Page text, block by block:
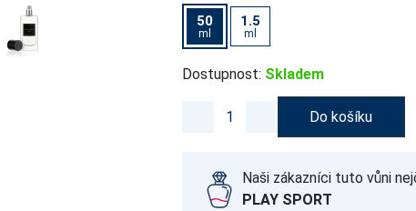
50
ml
1.5
ml
Dostupnost: Skladem
Do košíku
Naši zákazníci tuto vůni
PLAY SPORT